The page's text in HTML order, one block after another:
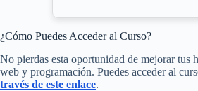
¿Cómo Puedes Acceder al Curso?
No pierdas esta oportunidad de mejorar tus
web y programación. Puedes acceder al
través de este enlace.